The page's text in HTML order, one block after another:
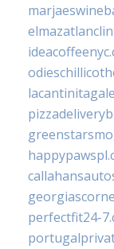
perfectfit24-